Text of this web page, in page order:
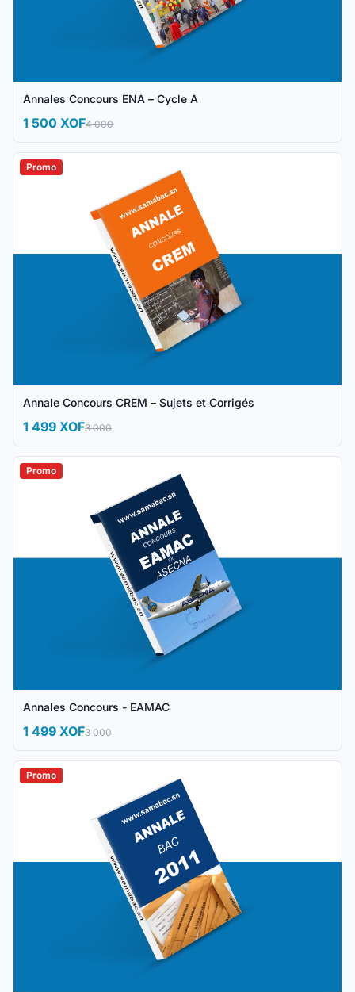
Annales Concours ENA – Cycle A
1 500 XOF4 000
Promo
Annale Concours CREM – Sujets et Corrigés
1 499 XOF3 000
Promo
Annales Concours - EAMAC
1 499 XOF3 000
Promo